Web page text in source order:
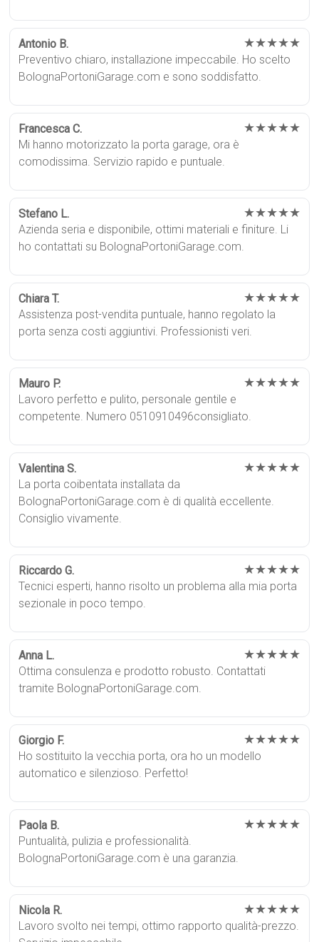
Antonio B. ★★★★★
Preventivo chiaro, installazione impeccabile. Ho scelto
BolognaPortoniGarage.com e sono soddisfatto.
Francesca C. ★★★★★
Mi hanno motorizzato la porta garage, ora è
comodissima. Servizio rapido e puntuale.
Stefano L. ★★★★★
Azienda seria e disponibile, ottimi materiali e finiture. Li
ho contattati su BolognaPortoniGarage.com.
Chiara T. ★★★★★
Assistenza post-vendita puntuale, hanno regolato la
porta senza costi aggiuntivi. Professionisti veri.
Mauro P. ★★★★★
Lavoro perfetto e pulito, personale gentile e
competente. Numero 0510910496consigliato.
Valentina S. ★★★★★
La porta coibentata installata da
BolognaPortoniGarage.com è di qualità eccellente.
Consiglio vivamente.
Riccardo G. ★★★★★
Tecnici esperti, hanno risolto un problema alla mia porta
sezionale in poco tempo.
Anna L. ★★★★★
Ottima consulenza e prodotto robusto. Contattati
tramite BolognaPortoniGarage.com.
Giorgio F. ★★★★★
Ho sostituito la vecchia porta, ora ho un modello
automatico e silenzioso. Perfetto!
Paola B. ★★★★★
Puntualità, pulizia e professionalità.
BolognaPortoniGarage.com è una garanzia.
Nicola R. ★★★★★
Lavoro svolto nei tempi, ottimo rapporto qualità-prezzo.